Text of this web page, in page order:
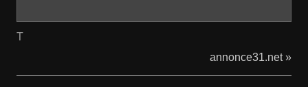
T
annonce31.net »